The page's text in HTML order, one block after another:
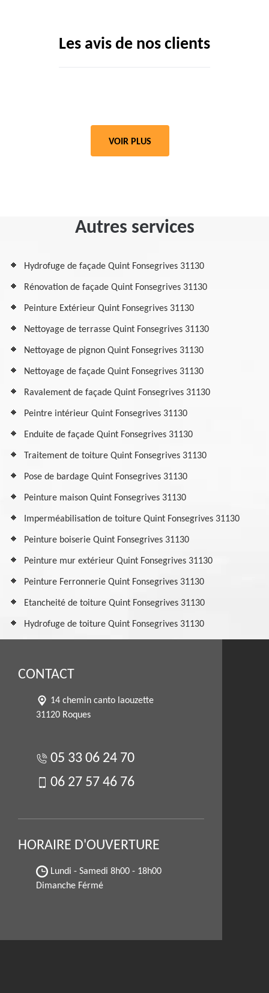
Les avis de nos clients
VOIR PLUS
Autres services
Hydrofuge de façade Quint Fonsegrives 31130
Rénovation de façade Quint Fonsegrives 31130
Peinture Extérieur Quint Fonsegrives 31130
Nettoyage de terrasse Quint Fonsegrives 31130
Nettoyage de pignon Quint Fonsegrives 31130
Nettoyage de façade Quint Fonsegrives 31130
Ravalement de façade Quint Fonsegrives 31130
Peintre intérieur Quint Fonsegrives 31130
Enduite de façade Quint Fonsegrives 31130
Traitement de toiture Quint Fonsegrives 31130
Pose de bardage Quint Fonsegrives 31130
Peinture maison Quint Fonsegrives 31130
Imperméabilisation de toiture Quint Fonsegrives 31130
Peinture boiserie Quint Fonsegrives 31130
Peinture mur extérieur Quint Fonsegrives 31130
Peinture Ferronnerie Quint Fonsegrives 31130
Etancheité de toiture Quint Fonsegrives 31130
Hydrofuge de toiture Quint Fonsegrives 31130
CONTACT
14 chemin canto laouzette
31120 Roques
05 33 06 24 70
06 27 57 46 76
HORAIRE D'OUVERTURE
Lundi - Samedi 8h00 - 18h00
Dimanche Férmé